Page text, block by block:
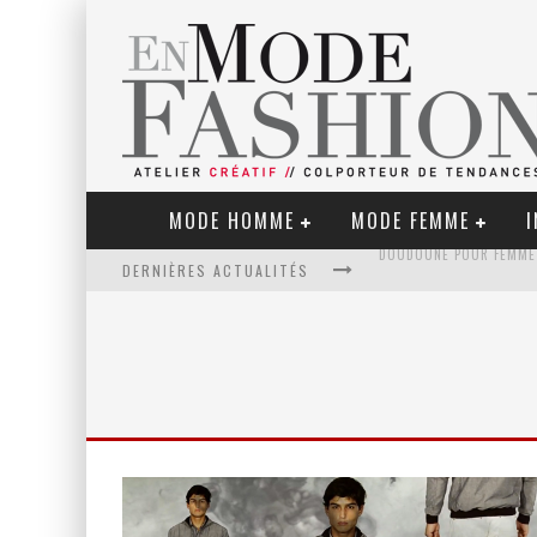
MODE HOMME MODE FEMME
DERNIÈRES ACTUALITÉS
LE RETOUR DU